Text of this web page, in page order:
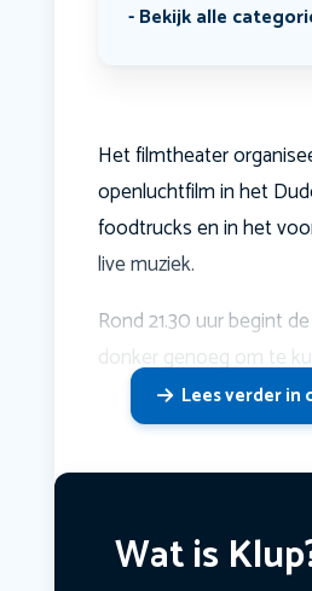
Bekijk alle
Het filmtheater
openluchtfilm in het
foodtrucks en in het
live muziek.
Rond 21.30 uur begint
donker genoeg om te
Lees verder in
Wat is